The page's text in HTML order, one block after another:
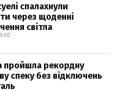
спалахнули
через щоденні
світла
пройшла рекордну
спеку без відключень